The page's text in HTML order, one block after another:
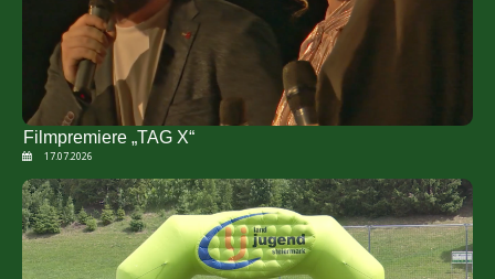
Filmpremiere „TAG X“
17.07.2026